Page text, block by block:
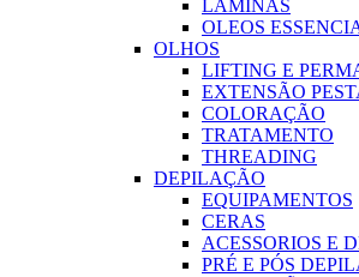
LAMINAS
OLEOS
OLHOS
LIFTING E
EXTENSÃO
COLORAÇÃO
TRATAMENTO
THREADING
DEPILAÇÃO
EQUIPAMENTOS
CERAS
ACESSORIOS E
PRÉ E PÓS